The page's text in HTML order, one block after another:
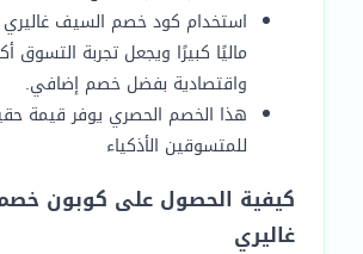
استخدام كود خصم السيف
ماليًا كبيرًا ويجعل تجربة التسوق
واقتصادية بفضل خصم إضافي.
هذا الخصم الحصري يوفر قيمة
للمتسوقين الأذكياء
كيفية الحصول على كوبون
غاليري